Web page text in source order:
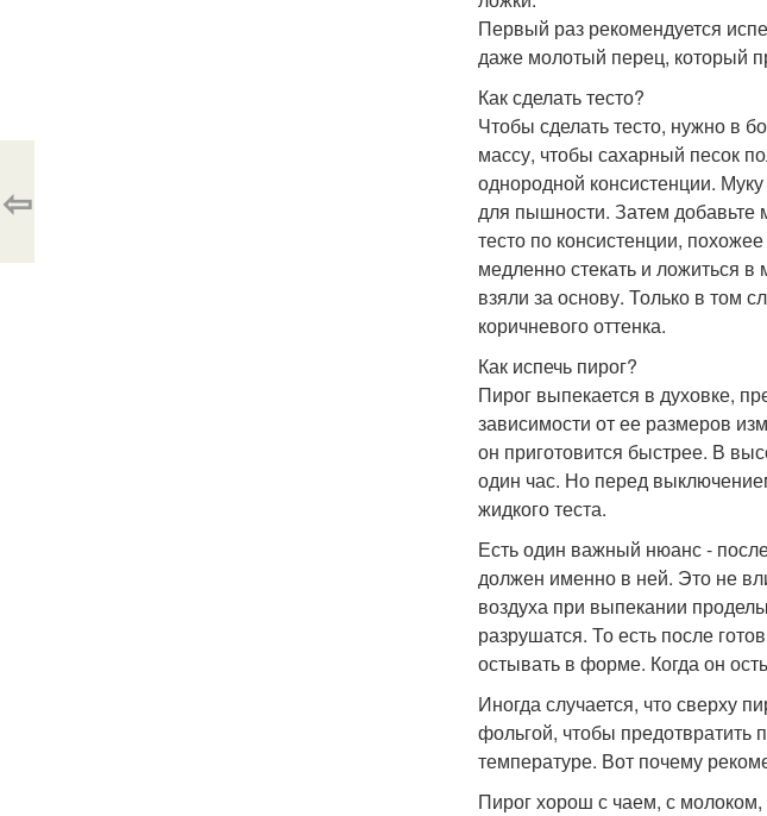
Первый раз рекомендуется
даже молотый перец, который
Как сделать тесто?
Чтобы сделать тесто, нужно в
массу, чтобы сахарный песок
однородной консистенции.
для пышности. Затем добавьте
тесто по консистенции,
медленно стекать и ложиться
взяли за основу. Только в том
коричневого оттенка.
Как испечь пирог?
Пирог выпекается в духовке,
зависимости от ее размеров
он приготовится быстрее. В
один час. Но перед
жидкого теста.
Есть один важный нюанс -
должен именно в ней. Это не
воздуха при выпекании
разрушатся. То есть после
остывать в форме. Когда он
Иногда случается, что сверху
фольгой, чтобы предотвратить
температуре. Вот почему
Пирог хорош с чаем, с молоком,
⇦